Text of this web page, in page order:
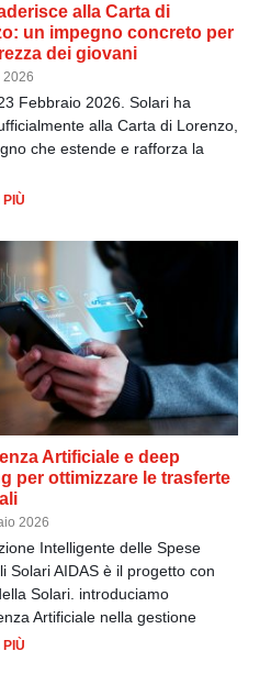
alla Carta di
un impegno concreto per
dei giovani
2026
Febbraio 2026. Solari ha
alla Carta di Lorenzo,
che estende e rafforza la
PIÙ
Artificiale e deep
per ottimizzare le trasferte
2026
Intelligente delle Spese
Solari AIDAS è il progetto con
Solari. introduciamo
Artificiale nella gestione
PIÙ